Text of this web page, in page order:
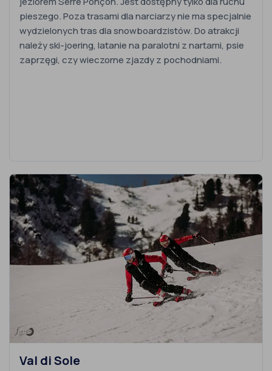
pieszego. Poza trasami dla narciarzy nie ma specjalnie
wydzielonych tras dla snowboardzistów. Do atrakcji
należy ski-joering, latanie na paralotni z nartami, psie
zaprzęgi, czy wieczorne zjazdy z pochodniami.
Val di Sole